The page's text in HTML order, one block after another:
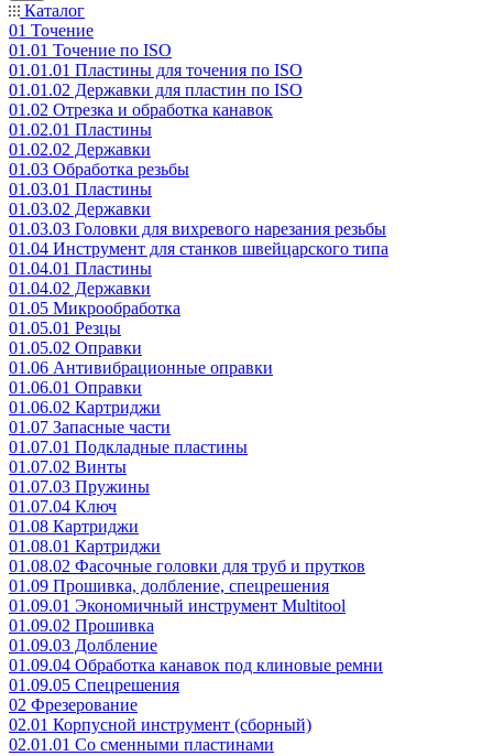
Каталог
01 Точение
01.01 Точение по ISO
01.01.01 Пластины для точения по ISO
01.01.02 Державки для пластин по ISO
01.02 Отрезка и обработка канавок
01.02.01 Пластины
01.02.02 Державки
01.03 Обработка резьбы
01.03.01 Пластины
01.03.02 Державки
01.03.03 Головки для вихревого нарезания резьбы
01.04 Инструмент для станков швейцарского типа
01.04.01 Пластины
01.04.02 Державки
01.05 Микрообработка
01.05.01 Резцы
01.05.02 Оправки
01.06 Антивибрационные оправки
01.06.01 Оправки
01.06.02 Картриджи
01.07 Запасные части
01.07.01 Подкладные пластины
01.07.02 Винты
01.07.03 Пружины
01.07.04 Ключ
01.08 Картриджи
01.08.01 Картриджи
01.08.02 Фасочные головки для труб и прутков
01.09 Прошивка, долбление, спецрешения
01.09.01 Экономичный инструмент Multitool
01.09.02 Прошивка
01.09.03 Долбление
01.09.04 Обработка канавок под клиновые ремни
01.09.05 Спецрешения
02 Фрезерование
02.01 Корпусной инструмент (сборный)
02.01.01 Со сменными пластинами